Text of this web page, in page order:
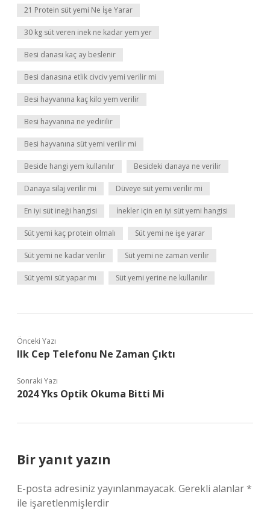
21 Protein süt yemi Ne İşe Yarar
30 kg süt veren inek ne kadar yem yer
Besi danası kaç ay beslenir
Besi danasına etlik civciv yemi verilir mi
Besi hayvanına kaç kilo yem verilir
Besi hayvanına ne yedirilir
Besi hayvanına süt yemi verilir mi
Beside hangi yem kullanılır Besideki danaya ne verilir
Danaya silaj verilir mi Düveye süt yemi verilir mi
En iyi süt ineği hangisi İnekler için en iyi süt yemi hangisi
Süt yemi kaç protein olmalı Süt yemi ne işe yarar
Süt yemi ne kadar verilir Süt yemi ne zaman verilir
Süt yemi süt yapar mı Süt yemi yerine ne kullanılır
Önceki Yazı
Ilk Cep Telefonu Ne Zaman Çıktı
Sonraki Yazı
2024 Yks Optik Okuma Bitti Mi
Bir yanıt yazın
E-posta adresiniz yayınlanmayacak. Gerekli alanlar*
ile işaretlenmişlerdir